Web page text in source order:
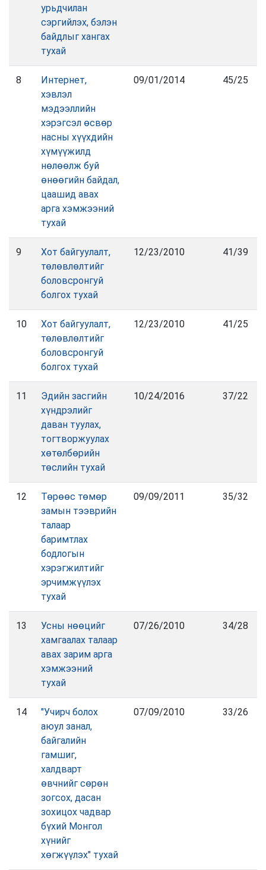
урьдчилан
сэргийлэх, бэлэн
байдлыг хангах
тухай
8
Интернет,
хэвлэл
мэдээллийн
хэрэгсэл өсвөр
насны хүүхдийн
хүмүүжилд
нөлөөлж буй
өнөөгийн байдал,
цаашид авах
арга хэмжээний
тухай
09/01/2014 45/25
9
Хот байгуулалт,
төлөвлөлтийг
боловсронгуй
болгох тухай
12/23/2010 41/39
10
Хот байгуулалт,
төлөвлөлтийг
боловсронгуй
болгох тухай
12/23/2010 41/25
11
Эдийн засгийн
хүндрэлийг
даван туулах,
тогтворжуулах
хөтөлбөрийн
төслийн тухай
10/24/2016 37/22
12
Төрөөс төмөр
замын тээврийн
талаар
баримтлах
бодлогын
хэрэгжилтийг
эрчимжүүлэх
тухай
09/09/2011 35/32
13
Усны нөөцийг
хамгаалах талаар
авах зарим арга
хэмжээний
тухай
07/26/2010 34/28
14
"Учирч болох
аюул занал,
байгалийн
гамшиг,
халдварт
өвчнийг сөрөн
зогсох, дасан
зохицох чадвар
бүхий Монгол
хүнийг
хөгжүүлэх" тухай
07/09/2010 33/26